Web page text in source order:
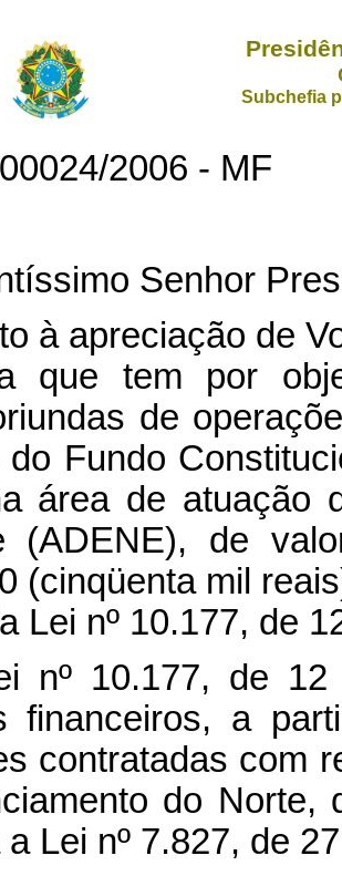
Subchefia
00024/2006 - MF
Senhor
à apreciação de
que tem por
de
do Fundo
área de atuação
(ADENE), de
(cinqüenta mil
Lei nº 10.177, de
nº 10.177, de
financeiros, a
contratadas com
do Norte,
Lei nº 7.827, de